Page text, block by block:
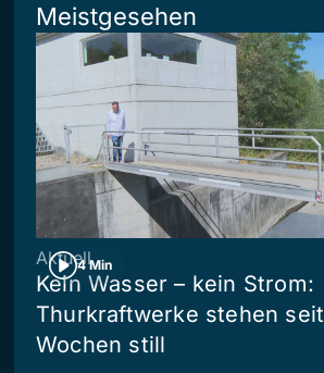
Meistgesehen
4 Min
Aktuell
Kein Wasser – kein Strom:
Thurkraftwerke stehen seit
Wochen still